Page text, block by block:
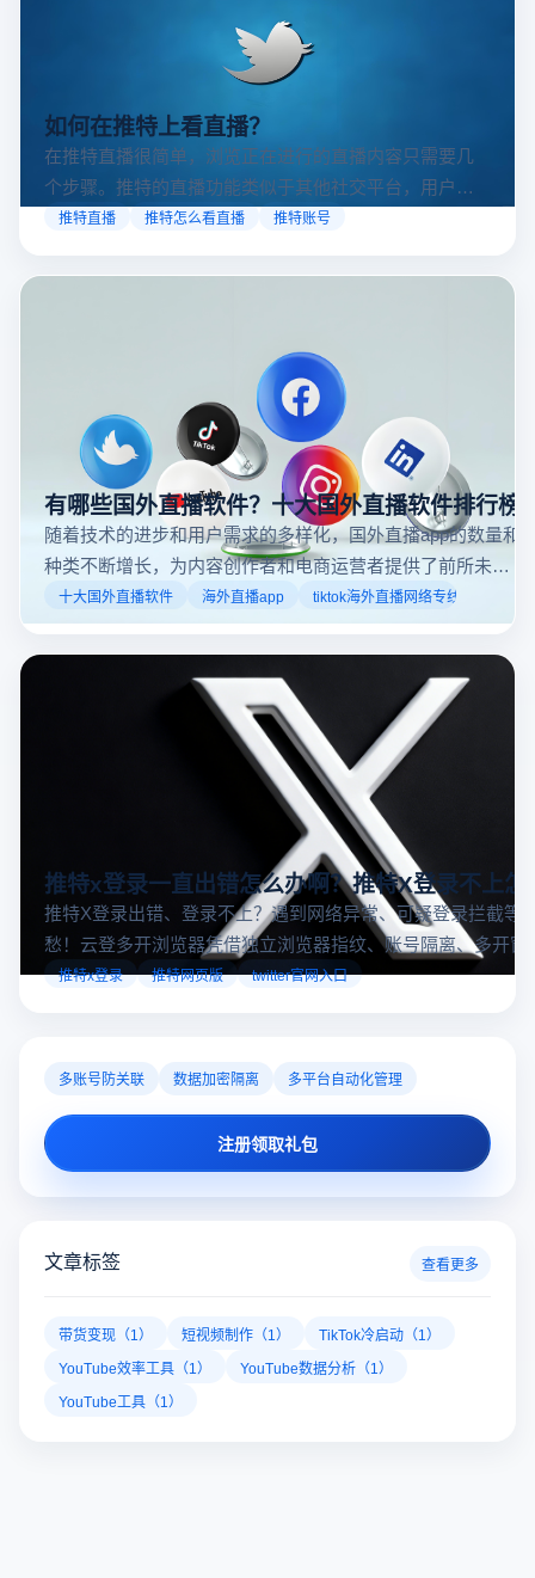
如何在推特上看直播？
在推特直播很简单，浏览正在进行的直播内容只需要几
个步骤。推特的直播功能类似于其他社交平台，用户可
以通过关注自己喜欢的账号、浏览话题标签或查看实时
可以随时随地参与实时互动，无论是关注新闻事件、休
推特直播 推特怎么看直播 推特账号
有哪些国外直播软件？十大国外直播软件排行榜
随着技术的进步和用户需求的多样化，国外直播app的数量和
种类不断增长，为内容创作者和电商运营者提供了前所未有
的机遇。如果你是一个跨境电商从业者，想要了解2025年十
大国外直播软件排行榜，那么你来对地方了！接下来跟着云
登多开浏览器一起来了解海外直播平台哪些最受欢迎。
十大国外直播软件 海外直播app tiktok海外直播网络专线
推特x登录一直出错怎么办啊？推特X登录不上怎
推特X登录出错、登录不上？遇到网络异常、可疑登录拦截等
愁！云登多开浏览器凭借独立浏览器指纹、账号隔离、多开窗
对性解决登录难题，让推特X登录更稳定安全～
推特x登录 推特网页版 twitter官网入口
多账号防关联 数据加密隔离 多平台自动化管理
注册领取礼包
文章标签 查看更多
带货变现（1） 短视频制作（1）
TikTok冷启动（1）
YouTube效率工具（1）
YouTube数据分析（1）
YouTube工具（1）